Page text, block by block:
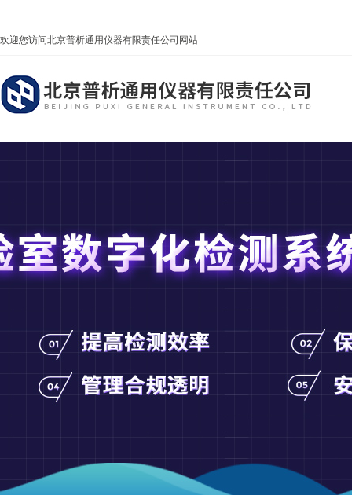
欢迎您访问北京普析通用仪器有限责任公司网站